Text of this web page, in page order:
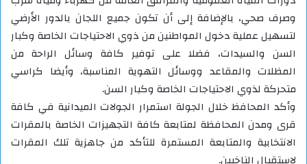
وصرف صحي، بالإضافة إلى أن تكون جميع اللجان بالدور الأرضي
لتسهيل عملية دخول المواطنين من ذوي الاحتياجات الخاصة وكبار
السن والسيدات، فضلا على توفير كافة وسائل الراحة من
المظلات والمقاعد ووسائل التهوية المناسبة، وأيضا كراسي
متحركة لذوي الاحتياجات الخاصة وكبار السن.
وأكد المحافظ خلال الجولة استمرار الجولات الميدانية في كافة
قرى ومدن المحافظة لمتابعة كافة التجهيزات الخاصة بالمقرات
الانتخابية والمتابعة المستمرة للتأكد من جاهزية تلك المقرات
لاستقبال الناخبين.